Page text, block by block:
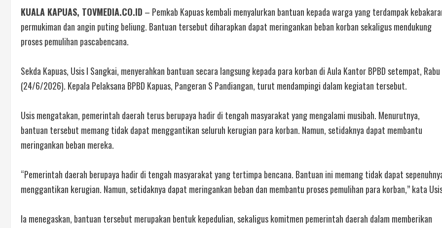
KUALA KAPUAS, TOVMEDIA.CO.ID – Pemkab Kapuas kembali menyalurkan bantuan kepada warga yang terdampak
permukiman dan angin puting beliung. Bantuan tersebut diharapkan dapat meringankan beban korban sekaligus mendukung
proses pemulihan pascabencana.
Sekda Kapuas, Usis I Sangkai, menyerahkan bantuan secara langsung kepada para korban di Aula Kantor BPBD setempat, Rabu
(24/6/2026). Kepala Pelaksana BPBD Kapuas, Pangeran S Pandiangan, turut mendampingi dalam kegiatan tersebut.
Usis mengatakan, pemerintah daerah terus berupaya hadir di tengah masyarakat yang mengalami musibah. Menurutnya,
bantuan tersebut memang tidak dapat menggantikan seluruh kerugian para korban. Namun, setidaknya dapat membantu
meringankan beban mereka.
“Pemerintah daerah berupaya hadir di tengah masyarakat yang tertimpa bencana. Bantuan ini memang tidak dapat
menggantikan kerugian. Namun, setidaknya dapat meringankan beban dan membantu proses pemulihan para korban,” kata
Ia menegaskan, bantuan tersebut merupakan bentuk kepedulian, sekaligus komitmen pemerintah daerah dalam memberikan